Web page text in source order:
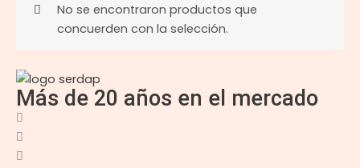
No se encontraron productos que
concuerden con la selección.
Más de 20 años en el mercado